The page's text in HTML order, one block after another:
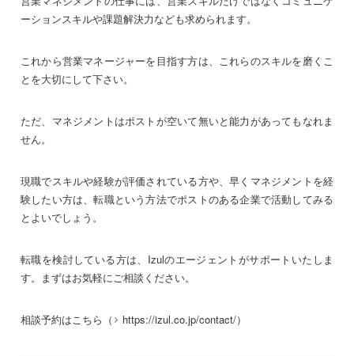
ーションスキルや課題解決力なども求められます。
これから営業マネージャーを目指す方は、これらのスキルを磨くこ
とを大切にして下さい。
ただ、マネジメントはポストが空いて無いと能力があってもなれま
せん。
現職でスキルや経験が評価されている方や、早くマネジメントを経
験したい方は、転職という方法でポストのある企業で活動してみる
とよいでしょう。
転職を検討している方は、Izulのエージェントがサポートいたしま
す。まずはお気軽にご相談ください。
相談予約はこちら（ https://izul.co.jp/contact/）